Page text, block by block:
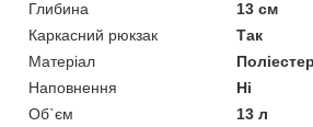
Глибина
13 см
Каркасний рюкзак
Так
Матеріал
Поліестер
Наповнення
Ні
Об`єм
13 л